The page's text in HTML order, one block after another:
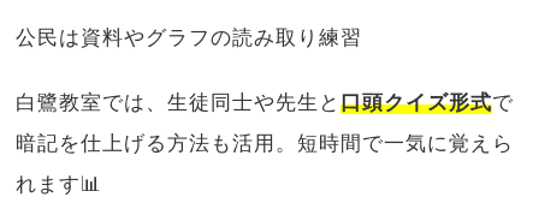
公民は資料やグラフの読み取り練習
白鷺教室では、生徒同士や先生と口頭クイズ形式で
暗記を仕上げる方法も活用。短時間で一気に覚えら
れます📊